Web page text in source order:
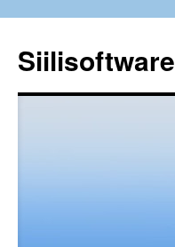
Siilisoftware